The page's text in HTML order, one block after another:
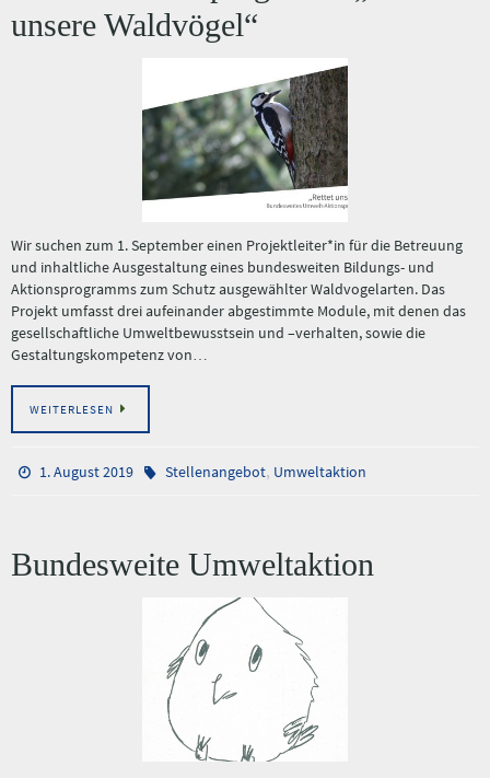
unsere Waldvögel“
Wir suchen zum 1. September einen Projektleiter*in für die Betreuung
und inhaltliche Ausgestaltung eines bundesweiten Bildungs- und
Aktionsprogramms zum Schutz ausgewählter Waldvogelarten. Das
Projekt umfasst drei aufeinander abgestimmte Module, mit denen das
gesellschaftliche Umweltbewusstsein und –verhalten, sowie die
Gestaltungskompetenz von…
WEITERLESEN
1. August 2019 Stellenangebot, Umweltaktion
Bundesweite Umweltaktion